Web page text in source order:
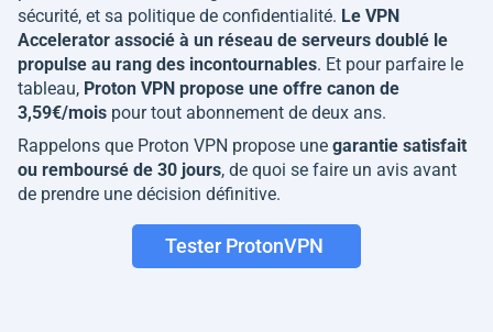
sécurité, et sa politique de confidentialité. Le VPN
Accelerator associé à un réseau de serveurs doublé le
propulse au rang des incontournables. Et pour parfaire le
tableau, Proton VPN propose une offre canon de
3,59€/mois pour tout abonnement de deux ans.
Rappelons que Proton VPN propose une garantie satisfait
ou remboursé de 30 jours, de quoi se faire un avis avant
de prendre une décision définitive.
Tester ProtonVPN